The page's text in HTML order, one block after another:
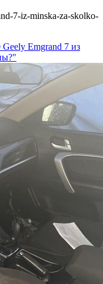
7-iz-minska-za-skolko-
Emgrand 7 из